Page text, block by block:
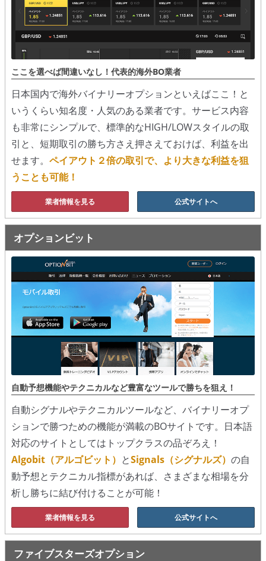
移動平均線
トレンド順張り
MACD
ボリンジャーバンド
ストラテジーアドバイザー
スポットフォロー
スプレッド取引
アルゴビット
シグナルズ
詐欺・ステマなどBO裏話
２ちゃんまとめ風の詐欺サイト
ここを選べば間違いなし！代表的海外BO業者
日本国内で海外バイナリーオプションといえばここ！と
いうくらい知名度・人気のある業者です。サービス内容
も非常にシンプルで、標準的なHIGH/LOWスタイルの取
引と、短期取引の勝ち方さえ押さえておけば、利益を出
せます。 ペイアウト２倍の取引で、より大きな利益を狙
うことも可能！
業者情報を見る 公式サイトへ
オプションビット
自動予想機能やテクニカルなど豊富なツールで勝ちを狙え！
自動シグナルやテクニカルツールなど、バイナリーオプ
ションで勝つための機能が満載のBOサイトです。日本語
対応のサイトとしてはトップクラスの品ぞろえ！
Algobit（アルゴビット） とSignals（シグナルズ） の自
動予想とテクニカル指標があれば、さまざまな相場を分
析し勝ちに結び付けることが可能！
業者情報を見る 公式サイトへ
ファイブスターズオプション